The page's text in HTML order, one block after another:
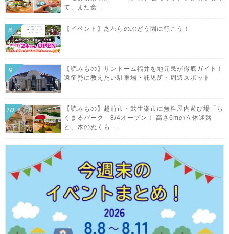
て、また食...
【イベント】あわらのぶどう園に行こう！
【読みもの】サンドーム福井を地元民が徹底ガイド！
遠征勢に教えたい駐車場・託児所・周辺スポット
【読みもの】越前市・武生楽市に無料屋内遊び場「ら
くまるパーク」8/4オープン！ 高さ6mの立体迷路
と、木のぬくも...